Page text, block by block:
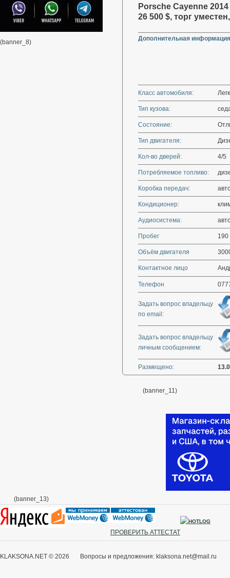
(banner_8)
Porsche Cayenne 2014
26 500 $, торг
Дополнительная
Класс автомобиля:
Тип кузова:
Состояние:
Тип двигателя:
Кол-во дверей: 4/5
Потребляемое топливо:
Коробка передач:
Кондиционер:
Аудиосистема:
Пробег 190
Объём двигателя
Контактное лицо
Телефон
Задать вопрос владельцу
по email:
Задать вопрос владельцу
личным сообщением:
Размещено:
(banner_11)
(banner_13)
ПРОВЕРИТЬ АТТЕСТАТ
KLAKSONA.NET © 2026 Вопросы и предложения: klaksona.net@mail.ru